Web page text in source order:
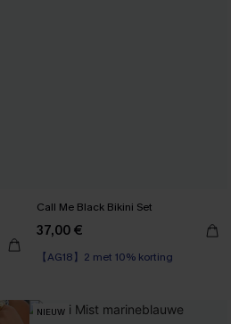
Call Me Black Bikini Set
37,00 €
【AG18】2 met 10% korting
NIEUW